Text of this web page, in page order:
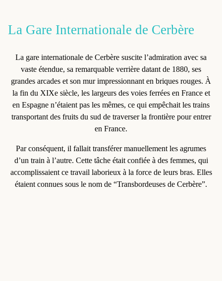
La Gare Internationale de Cerbère
La gare internationale de Cerbère suscite l’admiration avec sa
vaste étendue, sa remarquable verrière datant de 1880, ses
grandes arcades et son mur impressionnant en briques rouges. À
la fin du XIXe siècle, les largeurs des voies ferrées en France et
en Espagne n’étaient pas les mêmes, ce qui empêchait les trains
transportant des fruits du sud de traverser la frontière pour entrer
en France.
Par conséquent, il fallait transférer manuellement les agrumes
d’un train à l’autre. Cette tâche était confiée à des femmes, qui
accomplissaient ce travail laborieux à la force de leurs bras. Elles
étaient connues sous le nom de “Transbordeuses de Cerbère”.